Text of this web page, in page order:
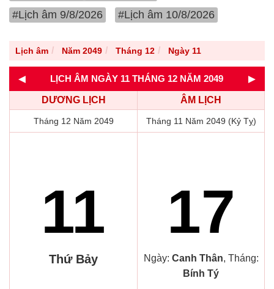
#Lịch âm 9/8/2026
#Lịch âm 10/8/2026
Lịch âm Năm 2049 Tháng 12 Ngày 11
◄ LỊCH ÂM NGÀY 11 THÁNG 12 NĂM 2049 ►
DƯƠNG LỊCH ÂM LỊCH
Tháng 12 Năm 2049 Tháng 11 Năm 2049 (Kỷ Tỵ)
11
Thứ Bảy
17
Ngày: Canh Thân, Tháng:
Bính Tý